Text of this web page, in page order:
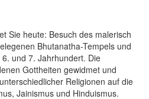
Sie heute: Besuch des malerisch
Bhutanatha-Tempels und
und 7. Jahrhundert. Die
Gottheiten gewidmet und
Religionen auf die
Jainismus und Hinduismus.